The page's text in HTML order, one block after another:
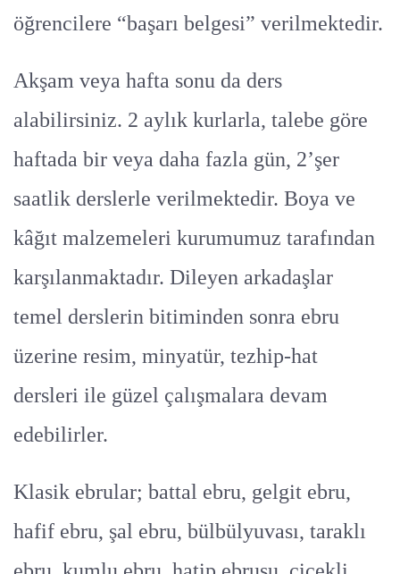
öğrencilere “başarı belgesi” verilmektedir.
Akşam veya hafta sonu da ders
alabilirsiniz. 2 aylık kurlarla, talebe göre
haftada bir veya daha fazla gün, 2’şer
saatlik derslerle verilmektedir. Boya ve
kâğıt malzemeleri kurumumuz tarafından
karşılanmaktadır. Dileyen arkadaşlar
temel derslerin bitiminden sonra ebru
üzerine resim, minyatür, tezhip-hat
dersleri ile güzel çalışmalara devam
edebilirler.
Klasik ebrular; battal ebru, gelgit ebru,
hafif ebru, şal ebru, bülbülyuvası, taraklı